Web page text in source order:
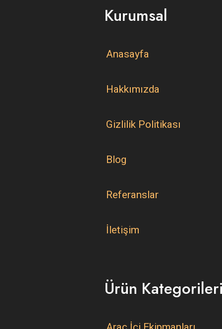
Kurumsal
Anasayfa
Hakkımızda
Gizlilik Politikası
Blog
Referanslar
İletişim
Ürün